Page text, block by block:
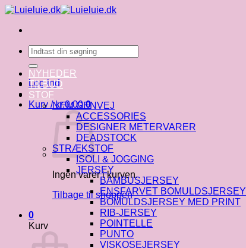
Fortsæt
indhold
Søg
efter:
Log ind
Kurv /kr.0.00 0
Ingen varer i kurven.
Tilbage til shoppen
0
Kurv
NYHEDER
TILBUD
STOF
NEM GENVEJ
ACCESSORIES
DESIGNER METERVARER
DEADSTOCK
STRÆKSTOF
ISOLI & JOGGING
JERSEY
BAMBUSJERSEY
ENSFARVET BOMULDSJERSEY
BOMULDSJERSEY MED PRINT
RIB-JERSEY
POINTELLE
PUNTO
VISKOSEJERSEY